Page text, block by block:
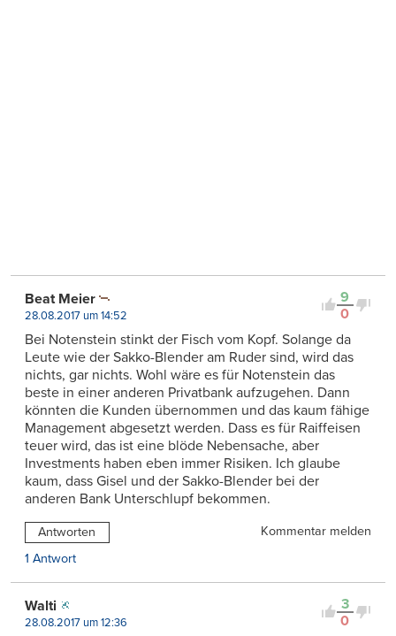
9
0
Beat Meier
28.08.2017 um 14:52
Bei Notenstein stinkt der Fisch vom Kopf. Solange da
Leute wie der Sakko-Blender am Ruder sind, wird das
nichts, gar nichts. Wohl wäre es für Notenstein das
beste in einer anderen Privatbank aufzugehen. Dann
könnten die Kunden übernommen und das kaum fähige
Management abgesetzt werden. Dass es für Raiffeisen
teuer wird, das ist eine blöde Nebensache, aber
Investments haben eben immer Risiken. Ich glaube
kaum, dass Gisel und der Sakko-Blender bei der
anderen Bank Unterschlupf bekommen.
Antworten
Kommentar melden
1 Antwort
3
0
Walti
28.08.2017 um 12:36